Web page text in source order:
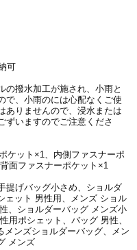
可
の撥水加工が施され、小雨と
で、小雨のには心配なくご使
ありませんので、浸水または
ずいますのでご注意くださ
ケット×1、内側ファスナーポ
面ファスナーポケット×1
提げバッグ小さめ、ショルダ
ェット 男性用、メンズ ショル
、ショルダーバッグ メンズ小
用ポシェット、バッグ 男性、
メンズショルダーバッグ、メン
メンズ